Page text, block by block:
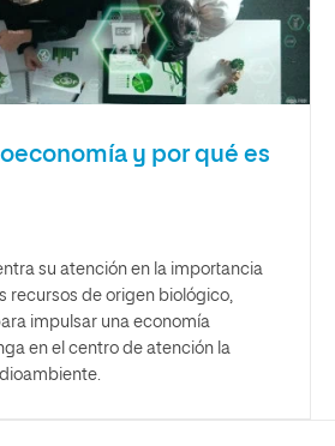
y por qué es
su atención en la importancia
recursos de origen biológico,
impulsar una economía
en el centro de atención la